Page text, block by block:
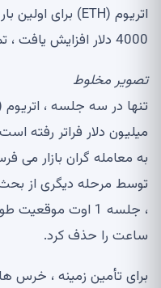
4000 دلار افزایش یافت ، تمایل فقط بخار می شود.
تصویرمخلوط
میلیون دلار فراتر رفته
به معامله گران بازار می
توسط مرحله دیگری از بحث
ساعت را حذف کرد.